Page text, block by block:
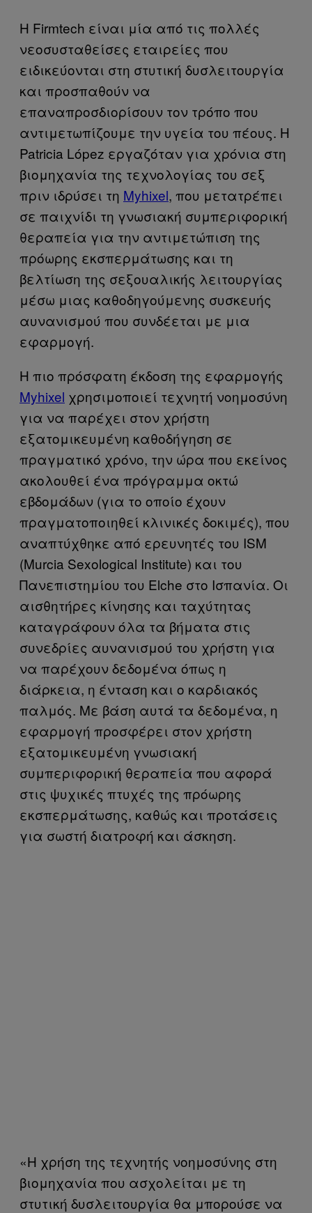
Η Firmtech είναι μία από τις πολλές
νεοσυσταθείσες εταιρείες που
ειδικεύονται στη στυτική δυσλειτουργία
και προσπαθούν να
επαναπροσδιορίσουν τον τρόπο που
αντιμετωπίζουμε την υγεία του πέους. Η
Patricia López εργαζόταν για χρόνια στη
βιομηχανία της τεχνολογίας του σεξ
πριν ιδρύσει τη Myhixel, που μετατρέπει
σε παιχνίδι τη γνωσιακή συμπεριφορική
θεραπεία για την αντιμετώπιση της
πρόωρης εκσπερμάτωσης και τη
βελτίωση της σεξουαλικής λειτουργίας
μέσω μιας καθοδηγούμενης συσκευής
αυνανισμού που συνδέεται με μια
εφαρμογή.
Η πιο πρόσφατη έκδοση της εφαρμογής
Myhixel χρησιμοποιεί τεχνητή νοημοσύνη
για να παρέχει στον χρήστη
εξατομικευμένη καθοδήγηση σε
πραγματικό χρόνο, την ώρα που εκείνος
ακολουθεί ένα πρόγραμμα οκτώ
εβδομάδων (για το οποίο έχουν
πραγματοποιηθεί κλινικές δοκιμές), που
αναπτύχθηκε από ερευνητές του ISM
(Murcia Sexological Institute) και του
Πανεπιστημίου του Elche στο Ισπανία. Οι
αισθητήρες κίνησης και ταχύτητας
καταγράφουν όλα τα βήματα στις
συνεδρίες αυνανισμού του χρήστη για
να παρέχουν δεδομένα όπως η
διάρκεια, η ένταση και ο καρδιακός
παλμός. Με βάση αυτά τα δεδομένα, η
εφαρμογή προσφέρει στον χρήστη
εξατομικευμένη γνωσιακή
συμπεριφορική θεραπεία που αφορά
στις ψυχικές πτυχές της πρόωρης
εκσπερμάτωσης, καθώς και προτάσεις
για σωστή διατροφή και άσκηση.
«Η χρήση της τεχνητής νοημοσύνης στη
βιομηχανία που ασχολείται με τη
στυτική δυσλειτουργία θα μπορούσε να